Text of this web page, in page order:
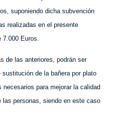
suponiendo dicha subvención
realizadas en el presente
7.000 Euros.
de las anteriores, podrán ser
de la bañera por plato
para mejorar la calidad
personas, siendo en este caso